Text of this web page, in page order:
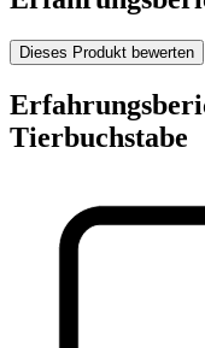
Dieses Produkt bewerten
Tierbuchstabe